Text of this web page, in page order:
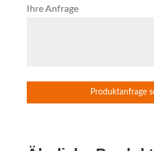
Ihre Anfrage